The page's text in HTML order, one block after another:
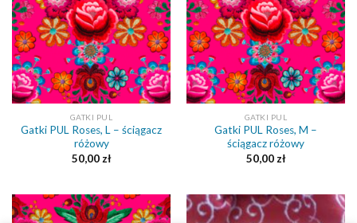
GATKI PUL
Gatki PUL Roses, L – ściągacz
różowy
50,00 zł
GATKI PUL
Gatki PUL Roses, M –
ściągacz różowy
50,00 zł